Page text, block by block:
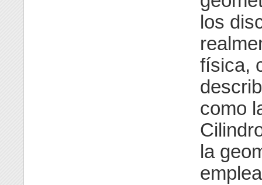
los
física,
como
la